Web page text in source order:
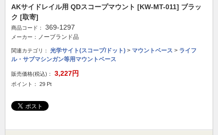
AKサイドレイル用 QDスコープマウント [KW-MT-011] ブラッ
ク [取寄]
商品コード： 369-1297
メーカー： ノーブランド品
関連カテゴリ： 光学サイト(スコープ/ドット) > マウントベース > ライフ
ル・サブマシンガン等用マウントベース
販売価格(税込)： 3,227円
ポイント： 29 Pt